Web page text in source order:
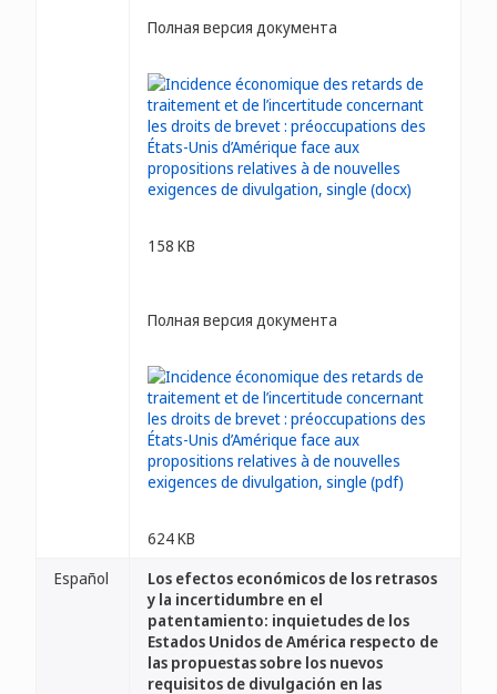
Полная версия документа
158 KB
Полная версия документа
624 KB
Español
Los efectos económicos de los retrasos
y la incertidumbre en el
patentamiento: inquietudes de los
Estados Unidos de América respecto de
las propuestas sobre los nuevos
requisitos de divulgación en las